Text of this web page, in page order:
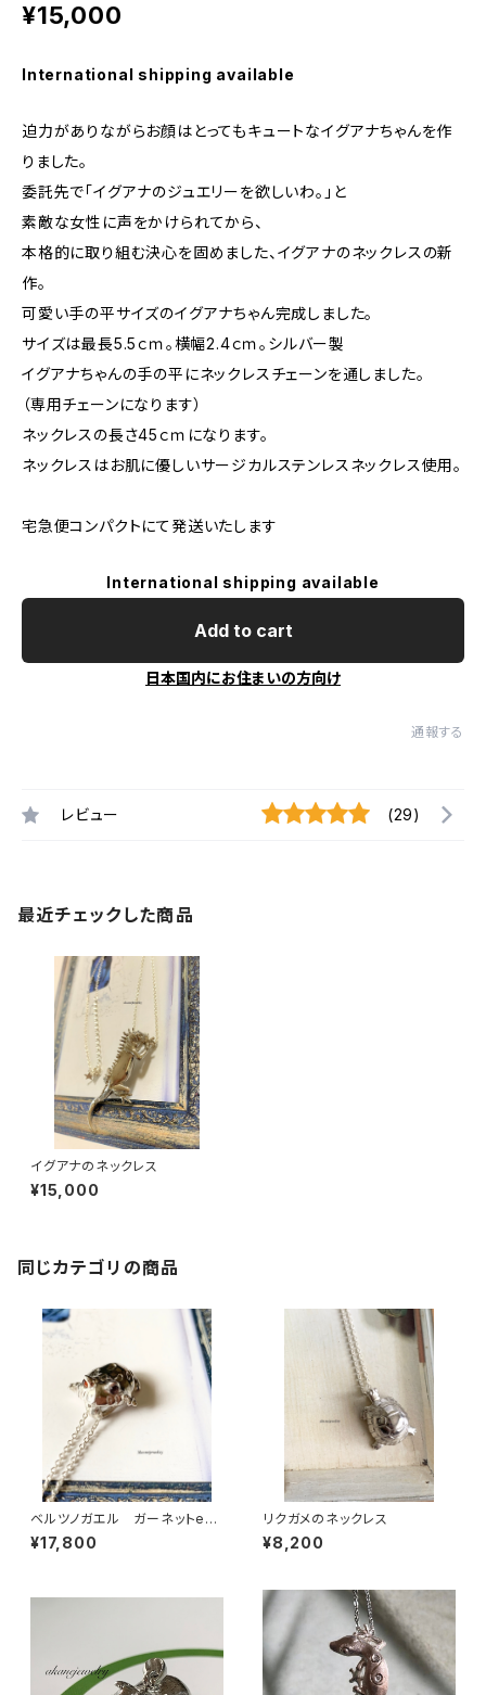
¥15,000
International shipping available
迫力がありながらお顔はとってもキュートなイグアナちゃんを作
りました。
委託先で「イグアナのジュエリーを欲しいわ。」と
素敵な女性に声をかけられてから、
本格的に取り組む決心を固めました、イグアナのネックレスの新
作。
可愛い手の平サイズのイグアナちゃん完成しました。
サイズは最長5.5ｃｍ。横幅2.4ｃｍ。シルバー製
イグアナちゃんの手の平にネックレスチェーンを通しました。
（専用チェーンになります）
ネックレスの長さ45ｃｍになります。
ネックレスはお肌に優しいサージカルステンレスネックレス使用。
宅急便コンパクトにて発送いたします
International shipping available
Add to cart
日本国内にお住まいの方向け
通報する
レビュー (29)
最近チェックした商品
イグアナのネックレス
¥15,000
同じカテゴリの商品
ベルツノガエル ガーネットeye
ネックレス
¥17,800
リクガメのネックレス
¥8,200